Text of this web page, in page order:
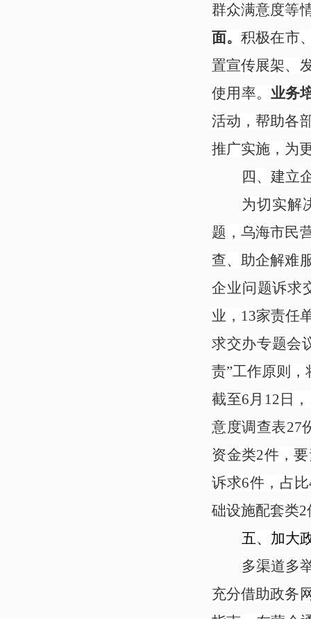
群众满意度等
面。积极在市
置宣传展架、
使用率。 业务
活动，帮助各
推广实施，为
四、建立
为切实解
题，乌海市民
查、助企解难
企业问题诉求
业，13家责任
求交办专题会
责”工作原则
截至6月12日
意度调查表27
资金类2件，
诉求6件，占
础设施配套类
五、加大
多渠道多
充分借助政务